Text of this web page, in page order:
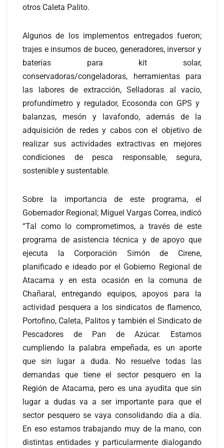
otros Caleta Palito.
Algunos de los implementos entregados fueron;
trajes e insumos de buceo, generadores, inversor y
baterías para kit solar,
conservadoras/congeladoras, herramientas para
las labores de extracción, Selladoras al vacío,
profundímetro y regulador, Ecosonda con GPS y
balanzas, mesón y lavafondo, además de la
adquisición de redes y cabos con el objetivo de
realizar sus actividades extractivas en mejores
condiciones de pesca responsable, segura,
sostenible y sustentable.
Sobre la importancia de este programa, el
Gobernador Regional; Miguel Vargas Correa, indicó
“Tal como lo comprometimos, a través de este
programa de asistencia técnica y de apoyo que
ejecuta la Corporación Simón de Cirene,
planificado e ideado por el Gobierno Regional de
Atacama y en esta ocasión en la comuna de
Chañaral, entregando equipos, apoyos para la
actividad pesquera a los sindicatos de flamenco,
Portofino, Caleta, Palitos y también el Sindicato de
Pescadores de Pan de Azúcar. Estamos
cumpliendo la palabra empeñada, es un aporte
que sin lugar a duda. No resuelve todas las
demandas que tiene el sector pesquero en la
Región de Atacama, pero es una ayudita que sin
lugar a dudas va a ser importante para que el
sector pesquero se vaya consolidando día a día.
En eso estamos trabajando muy de la mano, con
distintas entidades y particularmente dialogando